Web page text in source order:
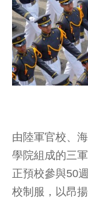
由陸軍官校、
學院組成的三
正預校參與50
校制服，以昂